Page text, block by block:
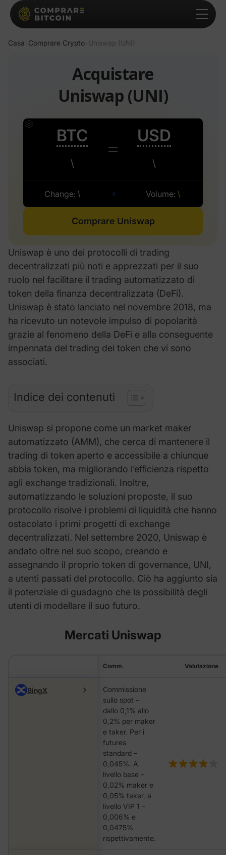
Casa Comprare Crypto Uniswap (UNI)
Acquistare
Uniswap (UNI)
Comprare Uniswap
Uniswap è uno dei protocolli di trading
decentralizzati più noti e apprezzati per il suo
ruolo nel facilitare il trading automatizzato di
token della finanza decentralizzata (DeFi).
Uniswap è stato lanciato nel novembre 2018, ma
ha ricevuto un notevole impulso di popolarità
grazie al fenomeno della DeFi e alla conseguente
impennata del trading dei token che vi sono
associati.
Indice dei contenuti
Uniswap si propone come un market maker
automatizzato (AMM), che cerca di mantenere il
trading di token aperto e accessibile a chiunque
abbia token, ma migliorando l’efficienza rispetto
agli exchange tradizionali. Inoltre,
automatizzando le soluzioni proposte, il suo
protocollo risolve i problemi di liquidità che hanno
ostacolato i primi progetti di exchange
decentralizzati. Nel settembre 2020, Uniswap è
andato oltre nel suo scopo, creando e
assegnando il proprio token di governance, UNI,
a utenti passati del protocollo. Ciò ha aggiunto sia
il potenziale di guadagno che la possibilità degli
utenti di modellare il suo futuro.
Mercati Uniswap
Comm. Valutazione
BingX
Commissione
sullo spot –
dallo 0,1% allo
0,2% per maker
e taker. Per i
futures
standard –
0,045%. A
livello base –
0,02% maker e
0,05% taker, a
livello VIP 1 –
0,006% e
0,0475%
rispettivamente.